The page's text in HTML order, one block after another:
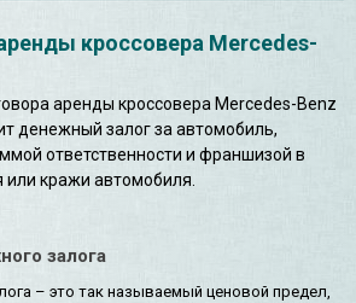
кроссовера Mercedes-
аренды кроссовера Mercedes-Benz
денежный залог за автомобиль,
ответственности и франшизой в
кражи автомобиля.
залога
– это так называемый ценовой предел,